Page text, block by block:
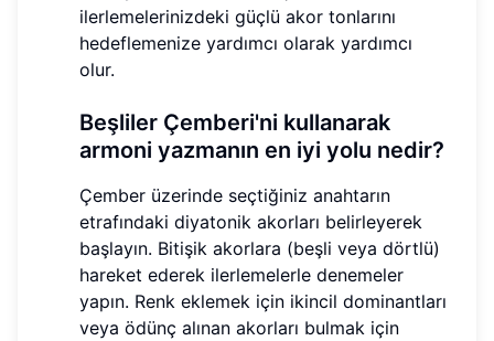
ilerlemelerinizdeki güçlü akor tonlarını
hedeflemenize yardımcı olarak yardımcı
olur.
Beşliler Çemberi'ni kullanarak
armoni yazmanın en iyi yolu nedir?
Çember üzerinde seçtiğiniz anahtarın
etrafındaki diyatonik akorları belirleyerek
başlayın. Bitişik akorlara (beşli veya dörtlü)
hareket ederek ilerlemelerle denemeler
yapın. Renk eklemek için ikincil dominantları
veya ödünç alınan akorları bulmak için